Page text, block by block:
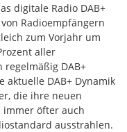
digitale Radio DAB+
Radioempfängern
zum Vorjahr um
aller
DAB+
aktuelle DAB+ Dynamik
die ihre neuen
öfter auch
ausstrahlen.